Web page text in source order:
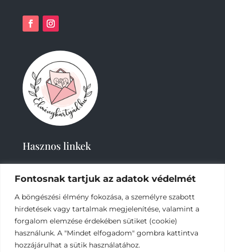
Fontosnak tartjuk az adatok védelmét
A böngészési élmény fokozása, a személyre szabott
hirdetések vagy tartalmak megjelenítése, valamint a
forgalom elemzése érdekében sütiket (cookie)
használunk. A "Mindet elfogadom" gombra kattintva
hozzájárulhat a sütik használatához.
Hasznos linkek
2019-2023 – Élménykártyád-Nagy Tímea © Minden
jog fenntartva.